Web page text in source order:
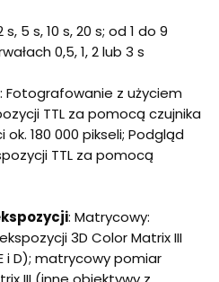
s, 5 s, 10 s, 20 s; od 1 do 9
0,5, 1, 2 lub 3 s
: Fotografowanie z użyciem
TTL za pomocą czujnika
ok. 180 000 pikseli; Podgląd
TTL za pomocą
: Matrycowy:
3D Color Matrix III
i D); matrycowy pomiar